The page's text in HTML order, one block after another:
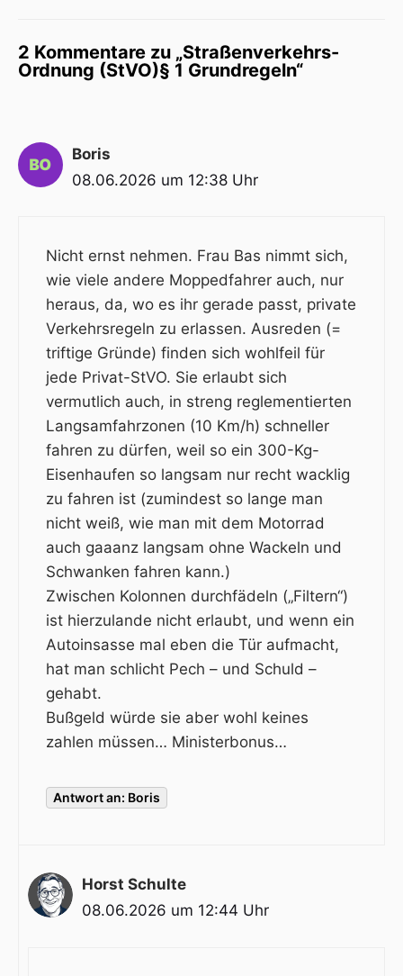
2 Kommentare zu „Straßenverkehrs-
Ordnung (StVO)§ 1 Grundregeln“
Boris
08.06.2026 um 12:38 Uhr
Nicht ernst nehmen. Frau Bas nimmt sich,
wie viele andere Moppedfahrer auch, nur
heraus, da, wo es ihr gerade passt, private
Verkehrsregeln zu erlassen. Ausreden (=
triftige Gründe) finden sich wohlfeil für
jede Privat-StVO. Sie erlaubt sich
vermutlich auch, in streng reglementierten
Langsamfahrzonen (10 Km/h) schneller
fahren zu dürfen, weil so ein 300-Kg-
Eisenhaufen so langsam nur recht wacklig
zu fahren ist (zumindest so lange man
nicht weiß, wie man mit dem Motorrad
auch gaaanz langsam ohne Wackeln und
Schwanken fahren kann.)
Zwischen Kolonnen durchfädeln („Filtern“)
ist hierzulande nicht erlaubt, und wenn ein
Autoinsasse mal eben die Tür aufmacht,
hat man schlicht Pech – und Schuld –
gehabt.
Bußgeld würde sie aber wohl keines
zahlen müssen… Ministerbonus…
Antwort an: Boris
Horst Schulte
08.06.2026 um 12:44 Uhr